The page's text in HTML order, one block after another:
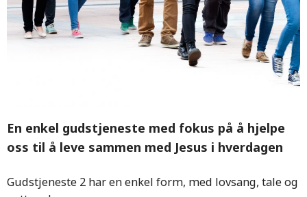
En enkel gudstjeneste med fokus på å hjelpe
oss til å leve sammen med Jesus i hverdagen
Gudstjeneste 2 har en enkel form, med lovsang, tale og